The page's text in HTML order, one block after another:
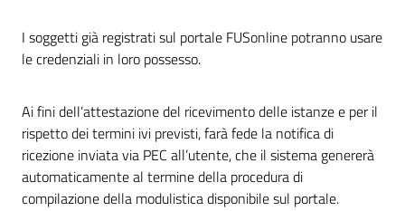
I soggetti già registrati sul portale FUSonline potranno usare
le credenziali in loro possesso.
Ai fini dell’attestazione del ricevimento delle istanze e per il
rispetto dei termini ivi previsti, farà fede la notifica di
ricezione inviata via PEC all’utente, che il sistema genererà
automaticamente al termine della procedura di
compilazione della modulistica disponibile sul portale.